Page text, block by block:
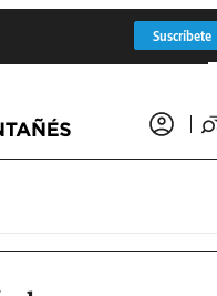
Suscríbete